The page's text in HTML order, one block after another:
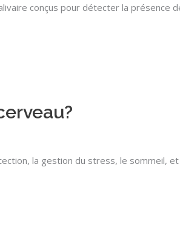
conçus pour détecter la présence
la gestion du stress, le sommeil,